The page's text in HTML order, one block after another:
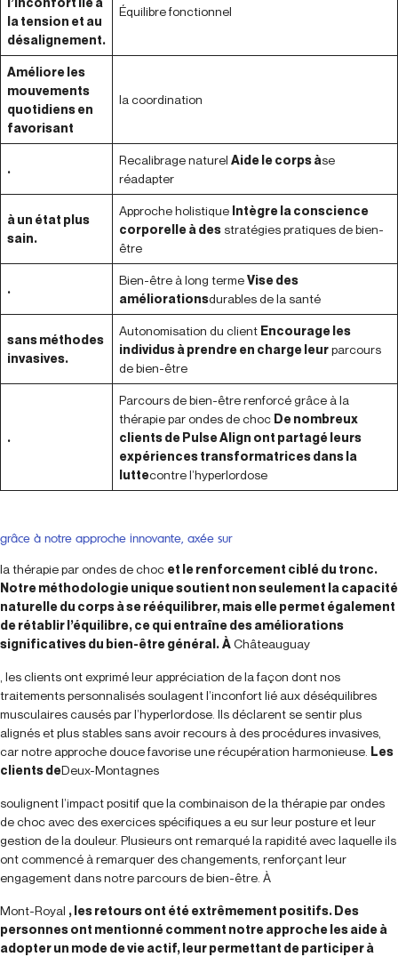
la tension et au
désalignement.
Équilibre fonctionnel
Améliore les
mouvements
quotidiens en
favorisant
la coordination
.
Recalibrage naturel Aide le corps àse
réadapter
à un état plus
sain.
Approche holistique Intègre la conscience
corporelle à des stratégies pratiques de bien-
être
.
Bien-être à long termeVise des
améliorationsdurables de la santé
sans méthodes
invasives.
Autonomisation du client Encourage les
individus à prendre en charge leurparcours
de bien-être
.
Parcours de bien-être renforcé grâce à la
thérapie par ondes de choc De nombreux
clients de Pulse Align ont partagé leurs
expériences transformatrices dans la
luttecontre l’hyperlordose
grâce à notre approche innovante, axée sur
la thérapie par ondes de choc et le renforcement ciblé du tronc.
Notre méthodologie unique soutient non seulement la capacité
naturelle du corps à se rééquilibrer, mais elle permet également
de rétablir l’équilibre, ce qui entraîne des améliorations
significatives du bien-être général.ÀChâteauguay
, les clients ont exprimé leur appréciation de la façon dont nos
traitements personnalisés soulagent l’inconfort lié aux déséquilibres
musculaires causés par l’hyperlordose. Ils déclarent se sentir plus
alignés et plus stables sans avoir recours à des procédures invasives,
car notre approche douce favorise une récupération harmonieuse. Les
clients deDeux-Montagnes
soulignent l’impact positif que la combinaison de la thérapie par ondes
de choc avec des exercices spécifiques a eu sur leur posture et leur
gestion de la douleur. Plusieurs ont remarqué la rapidité avec laquelle ils
ont commencé à remarquer des changements, renforçant leur
engagement dans notre parcours de bien-être. À
Mont-Royal , les retours ont été extrêmement positifs. Des
personnes ont mentionné comment notre approche les aide à
adopter un mode de vie actif, leur permettant de participer à